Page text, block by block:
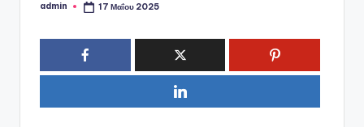
Συγγραφέας:
admin 17 Μαΐου 2025